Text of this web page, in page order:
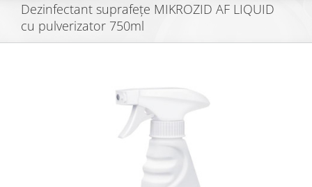
Dezinfectant suprafețe MIKROZID AF LIQUID
cu pulverizator 750ml